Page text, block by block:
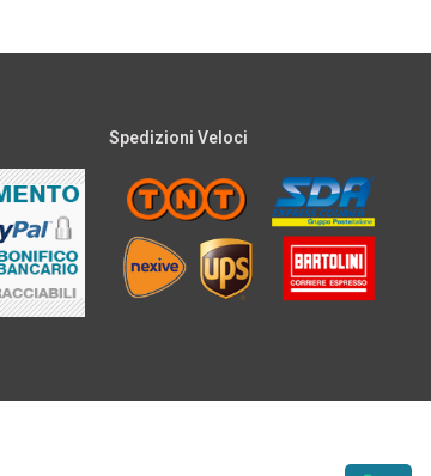
Spedizioni Veloci